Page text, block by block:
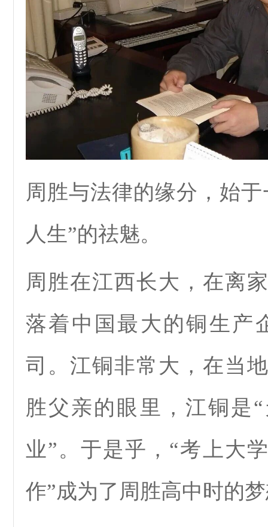
周胜与法律的缘分，始
人生”的祛魅。
周胜在江西长大，在离
落着中国最大的铜生产
司。江铜非常大，在当
胜父亲的眼里，江铜是
业”。于是乎，“考上大
作”成为了周胜高中时的